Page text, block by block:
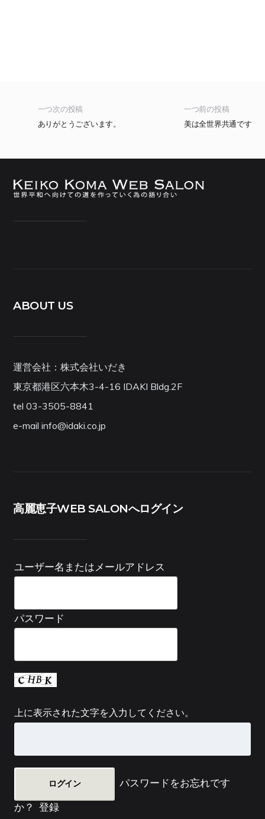
一つ前の投稿
美は全世界共通です
一つ次の投稿
ありがとうございます。
ABOUT US
運営会社：株式会社いだき
東京都港区六本木3-4-16 IDAKI Bldg.2F
tel 03-3505-8841
e-mail info@idaki.co.jp
高麗恵子WEB SALONへログイン
ユーザー名またはメールアドレス
パスワード
上に表示された文字を入力してください。
パスワードをお忘れです
か？ 登録